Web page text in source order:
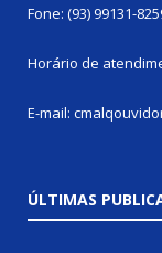
Fone: (93) 99131-
Horário de
E-mail:
ÚLTIMAS